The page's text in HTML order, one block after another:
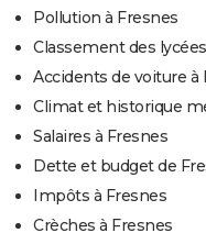
Pollution à Fresnes
Classement des
Accidents de voiture à
Climat et historique
Salaires à Fresnes
Dette et budget de
Impôts à Fresnes
Crèches à Fresnes